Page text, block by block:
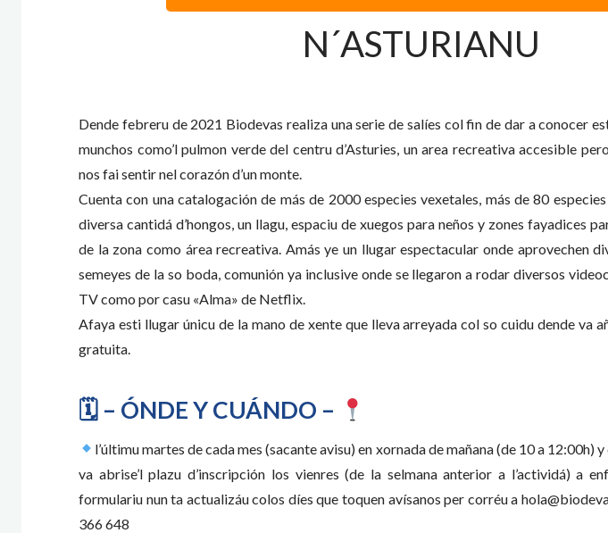
N´ASTURIANU
Dende febreru de 2021 Biodevas realiza una serie de salíes col fin de dar a conocer
munchos como’l pulmon verde del centru d’Asturies, un area recreativa accesible
nos fai sentir nel corazón d’un monte.
Cuenta con una catalogación de más de 2000 especies vexetales, más de 80 especies
diversa cantidá d’hongos, un llagu, espaciu de xuegos para neños y zones fayadices
de la zona como área recreativa. Amás ye un llugar espectacular onde aprovechen
semeyes de la so boda, comunión ya inclusive onde se llegaron a rodar diversos
TV como por casu «Alma» de Netflix.
Afaya esti llugar únicu de la mano de xente que lleva arreyada col so cuidu dende va
gratuita.
🗓 – ÓNDE Y CUÁNDO –
l’últimu martes de cada mes (sacante avisu) en xornada de mañana (de 10 a 12:00h) y
va abrise’l plazu d’inscripción los vienres (de la selmana anterior a l’actividá) a
formulariu nun ta actualizáu colos díes que toquen avísanos per corréu a
366 648